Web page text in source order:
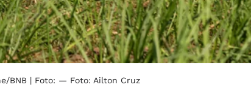
BNB | Foto: — Foto: Ailton Cruz